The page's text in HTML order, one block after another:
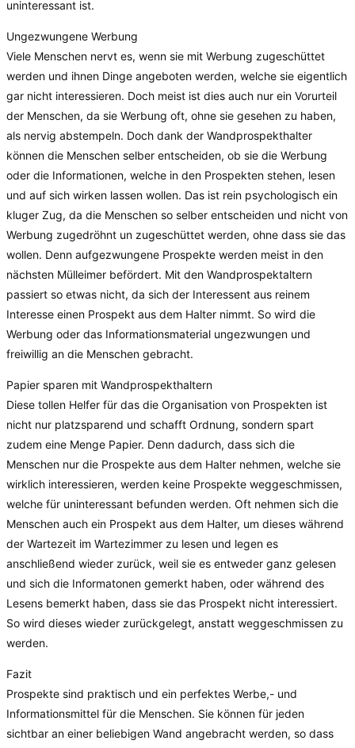
uninteressant ist.
Ungezwungene Werbung
Viele Menschen nervt es, wenn sie mit Werbung zugeschüttet
werden und ihnen Dinge angeboten werden, welche sie eigentlich
gar nicht interessieren. Doch meist ist dies auch nur ein Vorurteil
der Menschen, da sie Werbung oft, ohne sie gesehen zu haben,
als nervig abstempeln. Doch dank der Wandprospekthalter
können die Menschen selber entscheiden, ob sie die Werbung
oder die Informationen, welche in den Prospekten stehen, lesen
und auf sich wirken lassen wollen. Das ist rein psychologisch ein
kluger Zug, da die Menschen so selber entscheiden und nicht von
Werbung zugedröhnt un zugeschüttet werden, ohne dass sie das
wollen. Denn aufgezwungene Prospekte werden meist in den
nächsten Mülleimer befördert. Mit den Wandprospektaltern
passiert so etwas nicht, da sich der Interessent aus reinem
Interesse einen Prospekt aus dem Halter nimmt. So wird die
Werbung oder das Informationsmaterial ungezwungen und
freiwillig an die Menschen gebracht.
Papier sparen mit Wandprospekthaltern
Diese tollen Helfer für das die Organisation von Prospekten ist
nicht nur platzsparend und schafft Ordnung, sondern spart
zudem eine Menge Papier. Denn dadurch, dass sich die
Menschen nur die Prospekte aus dem Halter nehmen, welche sie
wirklich interessieren, werden keine Prospekte weggeschmissen,
welche für uninteressant befunden werden. Oft nehmen sich die
Menschen auch ein Prospekt aus dem Halter, um dieses während
der Wartezeit im Wartezimmer zu lesen und legen es
anschließend wieder zurück, weil sie es entweder ganz gelesen
und sich die Informatonen gemerkt haben, oder während des
Lesens bemerkt haben, dass sie das Prospekt nicht interessiert.
So wird dieses wieder zurückgelegt, anstatt weggeschmissen zu
werden.
Fazit
Prospekte sind praktisch und ein perfektes Werbe,- und
Informationsmittel für die Menschen. Sie können für jeden
sichtbar an einer beliebigen Wand angebracht werden, so dass